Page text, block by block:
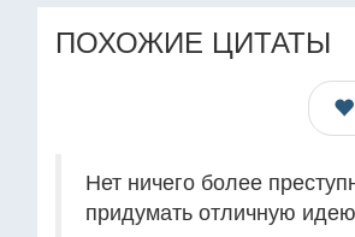
ПОХОЖИЕ ЦИТАТЫ
Нет ничего более
придумать отличную